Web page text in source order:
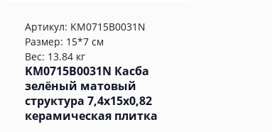
Артикул: KM0715B0031N
Размер: 15*7 см
Вес: 13.84 кг
KM0715B0031N Касба
зелёный матовый
структура 7,4x15x0,82
керамическая плитка